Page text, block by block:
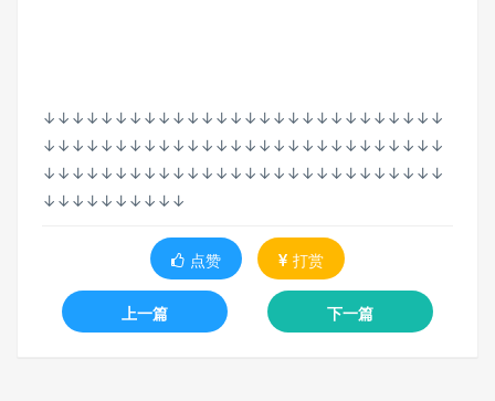
↓↓↓↓↓↓↓↓↓↓↓↓↓↓↓↓↓↓↓↓↓↓↓↓↓↓↓↓
↓↓↓↓↓↓↓↓↓↓↓↓↓↓↓↓↓↓↓↓↓↓↓↓↓↓↓↓
↓↓↓↓↓↓↓↓↓↓↓↓↓↓↓↓↓↓↓↓↓↓↓↓↓↓↓↓
↓↓↓↓↓↓↓↓↓↓
点赞 打赏
上一篇 下一篇